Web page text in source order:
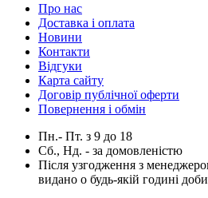
Про нас
Доставка і оплата
Новини
Контакти
Відгуки
Карта сайту
Договір публічної оферти
Повернення і обмін
Пн.- Пт. з 9 до 18
Сб., Нд. - за домовленістю
Після узгодження з
видано о будь-якій годині доби